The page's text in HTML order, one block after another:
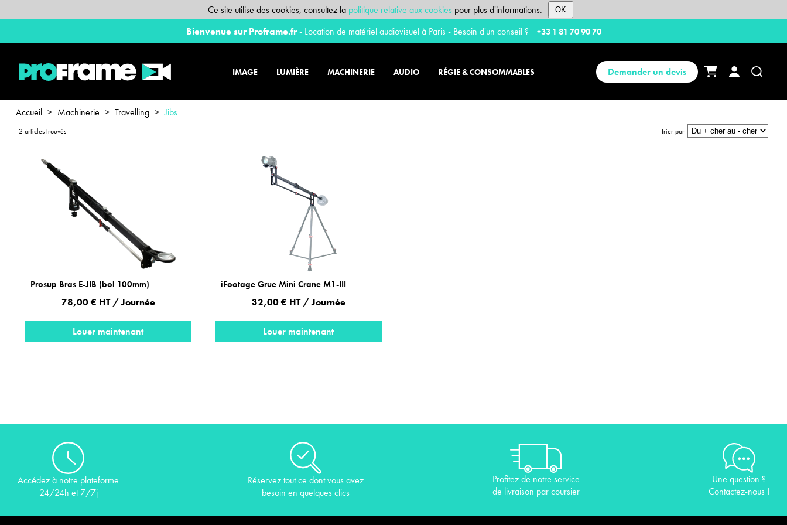
Ce site utilise des cookies, consultez la politique relative aux cookies pour plus d'informations. OK
Bienvenue sur Proframe.fr- Location de matériel audiovisuel à Paris - Besoin d'un conseil ? +33 1 81 70 90 70
IMAGE LUMIÈRE MACHINERIE AUDIO RÉGIE & CONSOMMABLES Demander un devis
Accueil > Machinerie > Travelling > Jibs
2 articles trouvés Trier par
Prosup Bras E-JIB (bol 100mm)
78,00 € HT / Journée
Louer maintenant
iFootage Grue Mini Crane M1-III
32,00 € HT / Journée
Louer maintenant
Accédez à notre plateforme
24/24h et 7/7j
Réservez tout ce dont vous avez
besoin en quelques clics
Profitez de notre service
de livraison par coursier
Une question ?
Contactez-nous !